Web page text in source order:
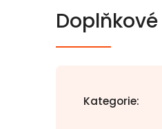
Kategorie: